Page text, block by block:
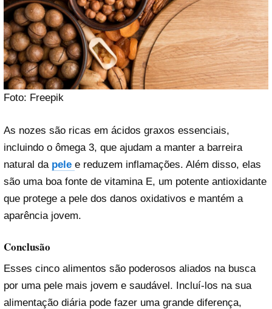
Foto: Freepik
As nozes são ricas em ácidos graxos essenciais,
incluindo o ômega 3, que ajudam a manter a barreira
natural da pele e reduzem inflamações. Além disso, elas
são uma boa fonte de vitamina E, um potente antioxidante
que protege a pele dos danos oxidativos e mantém a
aparência jovem.
Conclusão
Esses cinco alimentos são poderosos aliados na busca
por uma pele mais jovem e saudável. Incluí-los na sua
alimentação diária pode fazer uma grande diferença,